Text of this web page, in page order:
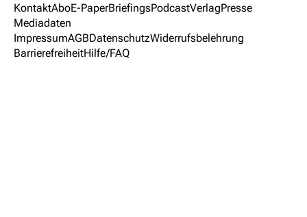
KontaktAboE-PaperBriefingsPodcastVerlagPresse
Mediadaten
ImpressumAGBDatenschutzWiderrufsbelehrung
BarrierefreiheitHilfe/FAQ